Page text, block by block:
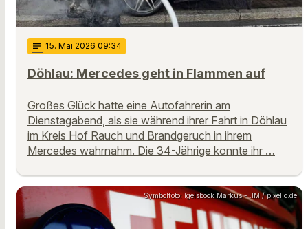
notes 15. Mai 2026 09:34
Döhlau: Mercedes geht in Flammen auf
Großes Glück hatte eine Autofahrerin am
Dienstagabend, als sie während ihrer Fahrt in Döhlau
im Kreis Hof Rauch und Brandgeruch in ihrem
Mercedes wahrnahm. Die 34-Jährige konnte ihr …
Symbolfoto: Igelsböck Markus - .IM / pixelio.de